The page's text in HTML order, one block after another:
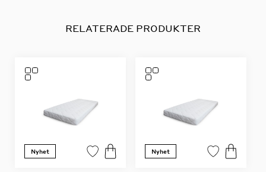
RELATERADE PRODUKTER
Nyhet Nyhet